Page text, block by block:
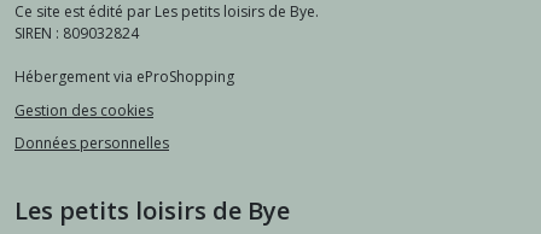
Ce site est édité par Les petits loisirs de Bye.
SIREN : 809032824
Hébergement via eProShopping
Gestion des cookies
Données personnelles
Les petits loisirs de Bye